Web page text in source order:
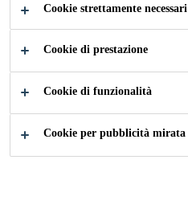
Cookie strettamente necessari
Cookie di prestazione
Cookie di funzionalità
Cookie per pubblicità mirata